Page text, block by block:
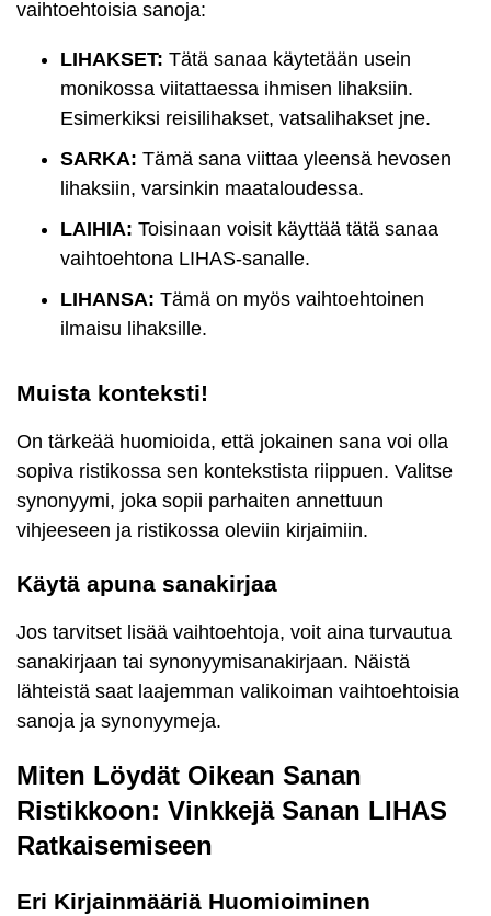
vaihtoehtoisia sanoja:
LIHAKSET: Tätä sanaa käytetään usein
monikossa viitattaessa ihmisen lihaksiin.
Esimerkiksi reisilihakset, vatsalihakset jne.
SARKA: Tämä sana viittaa yleensä hevosen
lihaksiin, varsinkin maataloudessa.
LAIHIA: Toisinaan voisit käyttää tätä sanaa
vaihtoehtona LIHAS-sanalle.
LIHANSA: Tämä on myös vaihtoehtoinen
ilmaisu lihaksille.
Muista konteksti!
On tärkeää huomioida, että jokainen sana voi olla
sopiva ristikossa sen kontekstista riippuen. Valitse
synonyymi, joka sopii parhaiten annettuun
vihjeeseen ja ristikossa oleviin kirjaimiin.
Käytä apuna sanakirjaa
Jos tarvitset lisää vaihtoehtoja, voit aina turvautua
sanakirjaan tai synonyymisanakirjaan. Näistä
lähteistä saat laajemman valikoiman vaihtoehtoisia
sanoja ja synonyymeja.
Miten Löydät Oikean Sanan
Ristikkoon: Vinkkejä Sanan LIHAS
Ratkaisemiseen
Eri Kirjainmääriä Huomioiminen